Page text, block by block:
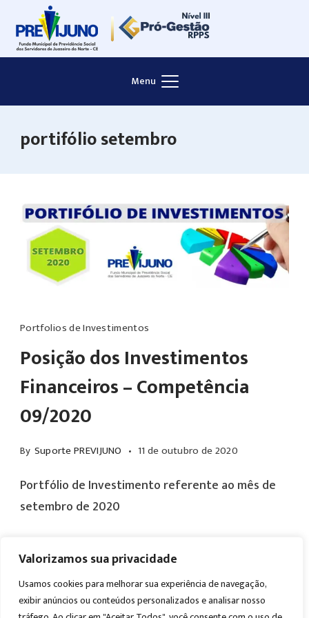
Valorizamos sua privacidade
Usamos cookies para melhorar sua experiência de navegação,
exibir anúncios ou conteúdos personalizados e analisar nosso
content
Menu
portifólio setembro
Portfolios de Investimentos
Posição dos Investimentos
Financeiros – Competência
09/2020
By Suporte PREVIJUNO 11 de outubro de 2020
Portfólio de Investimento referente ao mês de
setembro de 2020
Read More